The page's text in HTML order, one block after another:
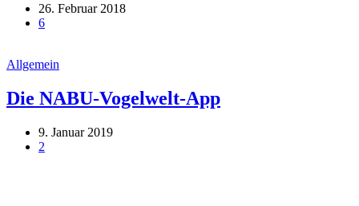
26. Februar 2018
6
Allgemein
Die NABU-Vogelwelt-App
9. Januar 2019
2